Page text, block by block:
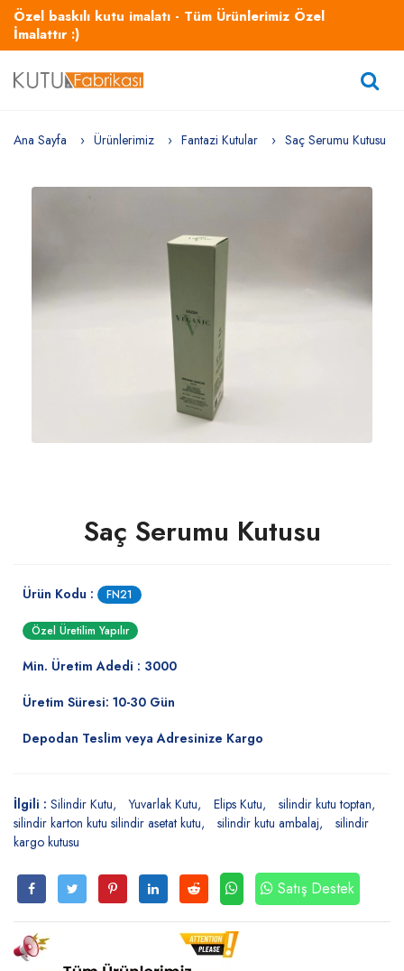
Özel baskılı kutu imalatı - Tüm Ürünlerimiz Özel
İmalattır :)
Ana Sayfa Ürünlerimiz Fantazi Kutular Saç Serumu Kutusu
Saç Serumu Kutusu
Ürün Kodu : FN21
Özel Üretilim Yapılır
Min. Üretim Adedi : 3000
Üretim Süresi: 10-30 Gün
Depodan Teslim veya Adresinize Kargo
İlgili : Silindir Kutu Yuvarlak Kutu Elips Kutu
silindir kutu toptan
silindir karton kutu silindir asetat kutu
silindir kutu ambalaj
silindir
kargo kutusu
Satış Destek